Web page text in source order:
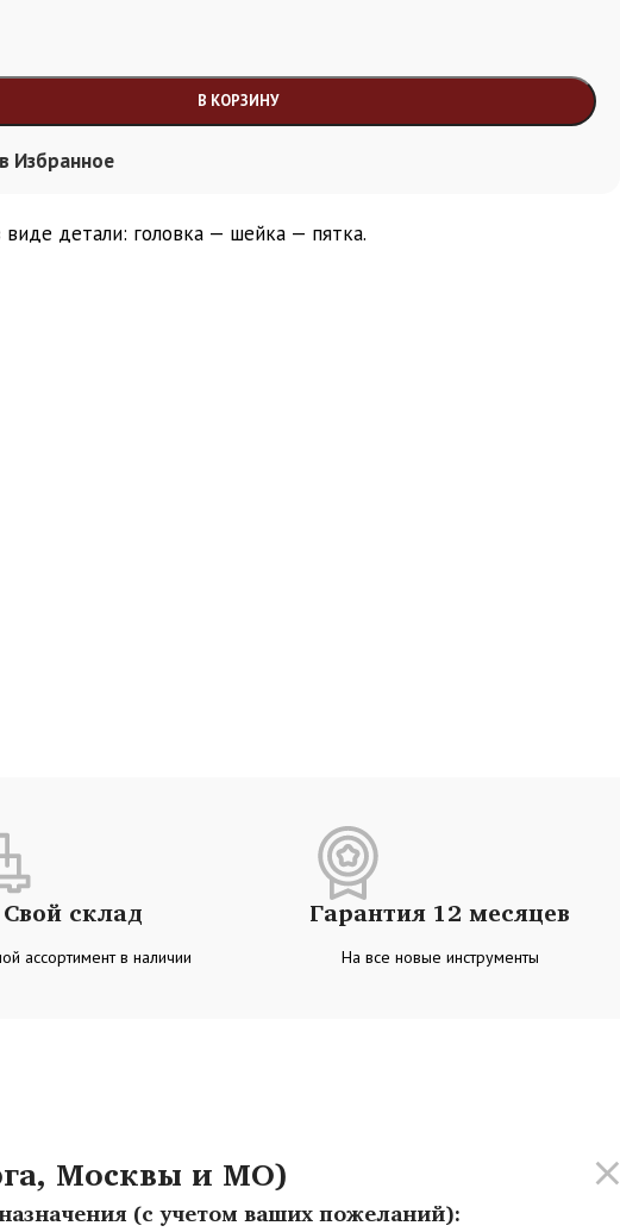
В КОРЗИНУ
Избранное
виде детали: головка — шейка — пятка.
Свой склад
ассортимент в наличии
Гарантия 12 месяцев
На все новые инструменты
Москвы и МО)
(с учетом ваших пожеланий):